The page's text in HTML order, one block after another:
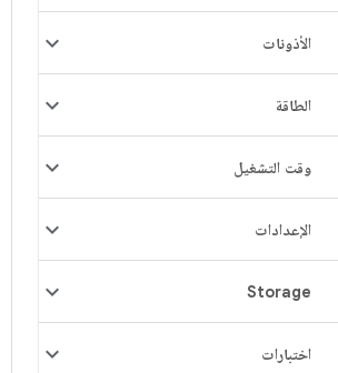
الأذونات
الطاقة
وقت التشغيل
الإعدادات
Storage
اختبارات